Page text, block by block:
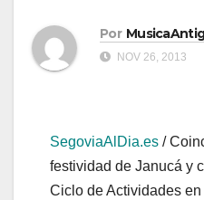
Por
NOV 26, 2013
SegoviaAlDia.es /
festividad de Janucá y
Ciclo de Actividades